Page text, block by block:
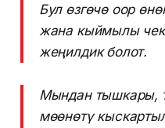
Бул өзгөчө оор
жана кыймылы
жеңилдик болот.
Мындан тышкары,
мөөнөтү